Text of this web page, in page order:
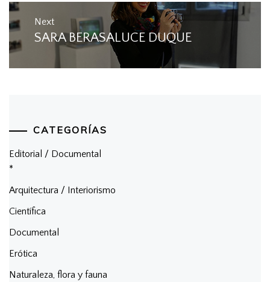
Next
Next
SARA BERASALUCE DUQUE
CATEGORÍAS
Editorial / Documental
*
Arquitectura / Interiorismo
Científica
Documental
Erótica
Naturaleza, flora y fauna